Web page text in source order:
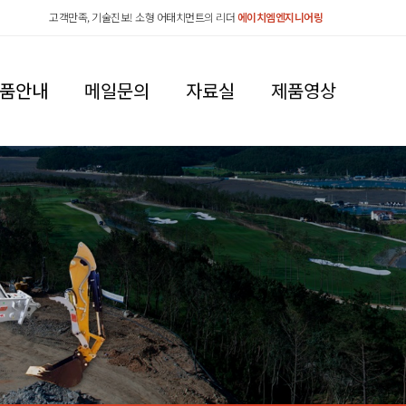
고객만족, 기술진보! 소형 어태치먼트의 리더에이치엠엔지니어링
안내 메일문의 자료실 제품영상